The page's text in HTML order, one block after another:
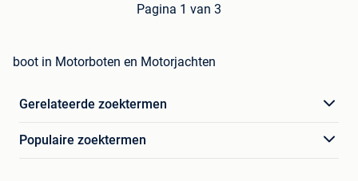
Pagina 1 van 3
boot in Motorboten en Motorjachten
Gerelateerde zoektermen
Populaire zoektermen